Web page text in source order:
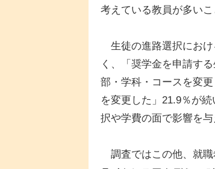
考えている教員が多いこ
生徒の進路選択におけ
く、「奨学金を申請す
部・学科・コースを変
を変更した」21.9％が
択や学費の面で影響を与
調査ではこの他、就職